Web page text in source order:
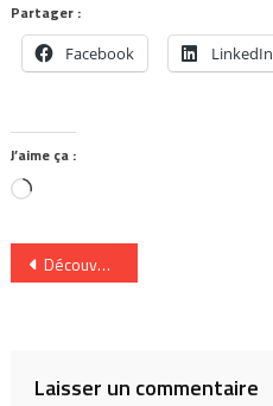
Partager :
Facebook LinkedIn
J’aime ça :
Chargement…
Navigation
Découverte : Féfé chante sa rue …
Laisser un commentaire